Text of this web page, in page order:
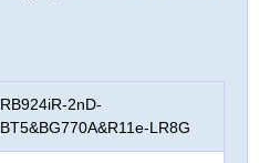
RB924iR-2nD-
BT5&BG770A&R11e-LR8G